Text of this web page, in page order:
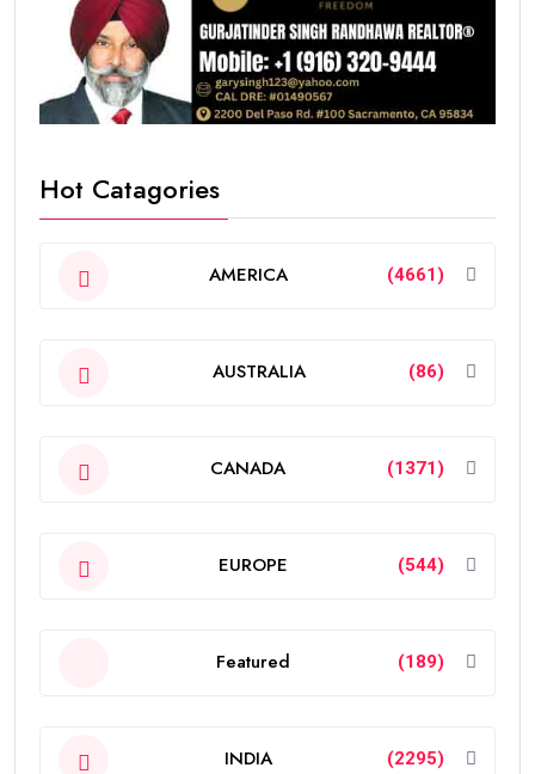
Hot Catagories
AMERICA (4661)
AUSTRALIA (86)
CANADA (1371)
EUROPE (544)
Featured (189)
INDIA (2295)